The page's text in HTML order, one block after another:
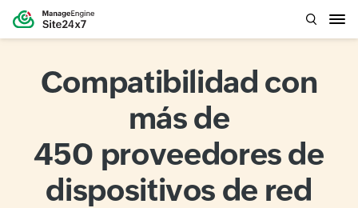
Compatibilidad con
más de
450 proveedores de
dispositivos de red